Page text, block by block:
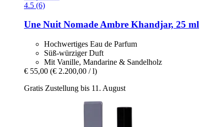
4.5 (6)
Une Nuit NomadeAmbre Khandjar, 25 ml
Hochwertiges Eau de Parfum
Süß-würziger Duft
Mit Vanille, Mandarine & Sandelholz
€ 55,00 (€ 2.200,00 / l)
Gratis Zustellung bis 11. August